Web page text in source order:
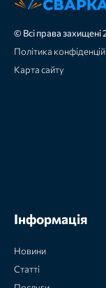
© Всі права захищені
Політика
Карта сайту
Інформація
Новини
Статті